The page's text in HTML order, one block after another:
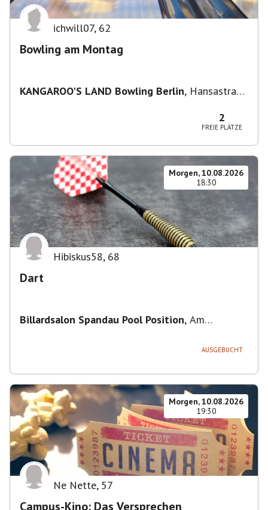
ichwill07, 62
Bowling am Montag
KANGAROO'S LAND Bowling Berlin, Hansastraße
2
FREIE PLÄTZE
Morgen, 10.08.2026
18:30
Hibiskus58, 68
Dart
Billardsalon Spandau Pool Position, Am
AUSGEBUCHT
Morgen, 10.08.2026
19:30
Ne Nette, 57
Campus-Kino: Das Versprechen